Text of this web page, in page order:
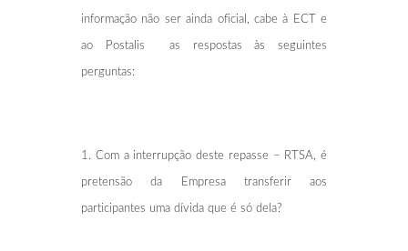
informação não ser ainda oficial, cabe à ECT e
ao Postalis as respostas às seguintes
perguntas:
1. Com a interrupção deste repasse – RTSA, é
pretensão da Empresa transferir aos
participantes uma dívida que é só dela?